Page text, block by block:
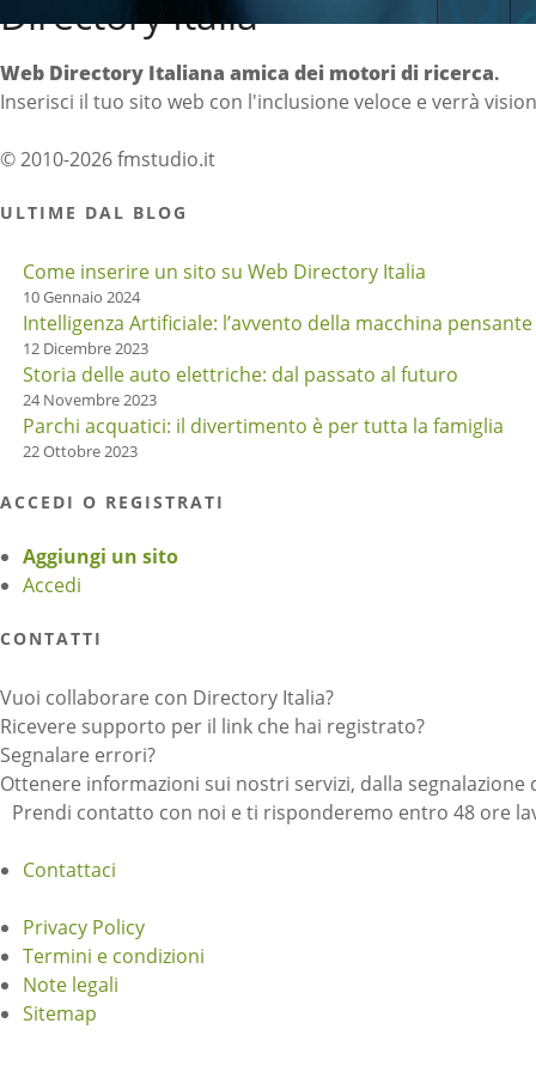
Directory Italia
Web Directory Italiana amica dei motori di ricerca.
Inserisci il tuo sito web con l'inclusione veloce e verrà
© 2010-2026 fmstudio.it
ULTIME DAL BLOG
Come inserire un sito su Web Directory Italia
10 Gennaio 2024
Intelligenza Artificiale: l’avvento della macchina pensante
12 Dicembre 2023
Storia delle auto elettriche: dal passato al futuro
24 Novembre 2023
Parchi acquatici: il divertimento è per tutta la famiglia
22 Ottobre 2023
ACCEDI O REGISTRATI
Aggiungi un sito
Accedi
CONTATTI
Vuoi collaborare con Directory Italia?
Ricevere supporto per il link che hai registrato?
Segnalare errori?
Ottenere informazioni sui nostri servizi, dalla
Prendi contatto con noi e ti risponderemo entro 48 ore
Contattaci
Privacy Policy
Termini e condizioni
Note legali
Sitemap